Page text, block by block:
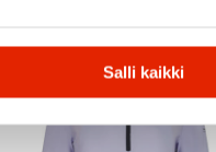
Salli kaikki